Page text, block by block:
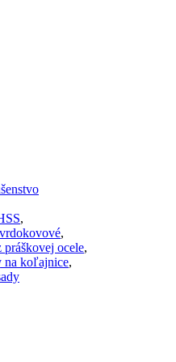
,
,
práškovej ocele,
na koľajnice,